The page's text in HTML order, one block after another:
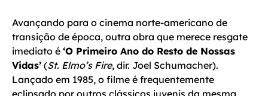
Avançando para o cinema norte-americano de
transição de época, outra obra que merece resgate
imediato é ‘O Primeiro Ano do Resto de Nossas
Vidas’ (St. Elmo’s Fire, dir. Joel Schumacher).
Lançado em 1985, o filme é frequentemente
eclipsado por outros clássicos juvenis da mesma